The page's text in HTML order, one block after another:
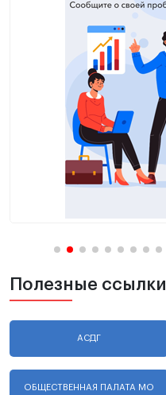
Полезные ссылки
АСДГ
ОБЩЕСТВЕННАЯ ПАЛАТА МО